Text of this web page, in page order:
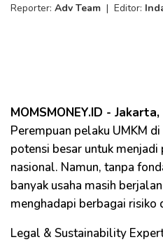
Reporter: Adv Team | Editor:
MOMSMONEY.ID -
Perempuan pelaku UMKM
potensi besar untuk
nasional. Namun, tanpa
banyak usaha masih
menghadapi berbagai risiko
Legal & Sustainability